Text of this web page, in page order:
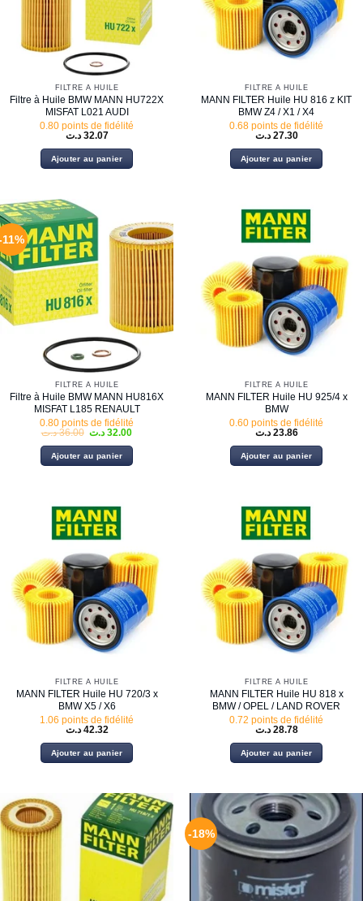
FILTRE À HUILE
Filtre à Huile BMW MANN HU722X
MISFAT L021 AUDI
0.80 points de fidélité
32.07 د.ت
Ajouter au panier
FILTRE À HUILE
MANN FILTER Huile HU 816 z KIT
BMW Z4 / X1 / X4
0.68 points de fidélité
27.30 د.ت
Ajouter au panier
11%
FILTRE À HUILE
Filtre à Huile BMW MANN HU816X
MISFAT L185 RENAULT
0.80 points de fidélité
36.00 د.ت
Le
initial
était :
32.00 د.ت
Le
actuel
est :
Ajouter au panier
FILTRE À HUILE
MANN FILTER Huile HU 925/4 x
BMW
0.60 points de fidélité
23.86 د.ت
Ajouter au panier
FILTRE À HUILE
MANN FILTER Huile HU 720/3 x
BMW X5 / X6
1.06 points de fidélité
42.32 د.ت
Ajouter au panier
FILTRE À HUILE
MANN FILTER Huile HU 818 x
BMW / OPEL / LAND ROVER
0.72 points de fidélité
28.78 د.ت
Ajouter au panier
-18%